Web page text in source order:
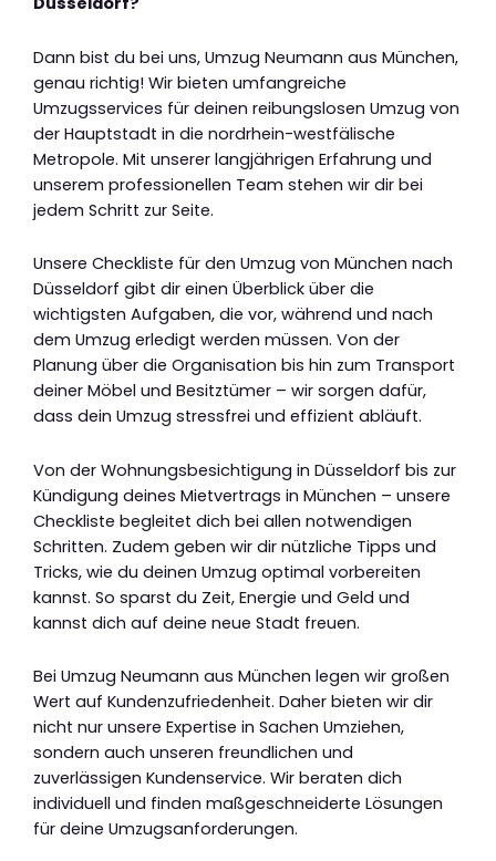
Dann bist du bei uns, Umzug Neumann aus München,
genau richtig! Wir bieten umfangreiche
Umzugsservices für deinen reibungslosen Umzug von
der Hauptstadt in die nordrhein-westfälische
Metropole. Mit unserer langjährigen Erfahrung und
unserem professionellen Team stehen wir dir bei
jedem Schritt zur Seite.
Unsere Checkliste für den Umzug von München nach
Düsseldorf gibt dir einen Überblick über die
wichtigsten Aufgaben, die vor, während und nach
dem Umzug erledigt werden müssen. Von der
Planung über die Organisation bis hin zum Transport
deiner Möbel und Besitztümer – wir sorgen dafür,
dass dein Umzug stressfrei und effizient abläuft.
Von der Wohnungsbesichtigung in Düsseldorf bis zur
Kündigung deines Mietvertrags in München – unsere
Checkliste begleitet dich bei allen notwendigen
Schritten. Zudem geben wir dir nützliche Tipps und
Tricks, wie du deinen Umzug optimal vorbereiten
kannst. So sparst du Zeit, Energie und Geld und
kannst dich auf deine neue Stadt freuen.
Bei Umzug Neumann aus München legen wir großen
Wert auf Kundenzufriedenheit. Daher bieten wir dir
nicht nur unsere Expertise in Sachen Umziehen,
sondern auch unseren freundlichen und
zuverlässigen Kundenservice. Wir beraten dich
individuell und finden maßgeschneiderte Lösungen
für deine Umzugsanforderungen.